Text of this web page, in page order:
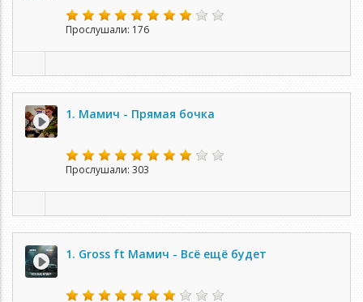
Прослушали: 176
1. Мамич - Прямая бочка
Прослушали: 303
1. Gross ft Мамич - Всё ещё будет